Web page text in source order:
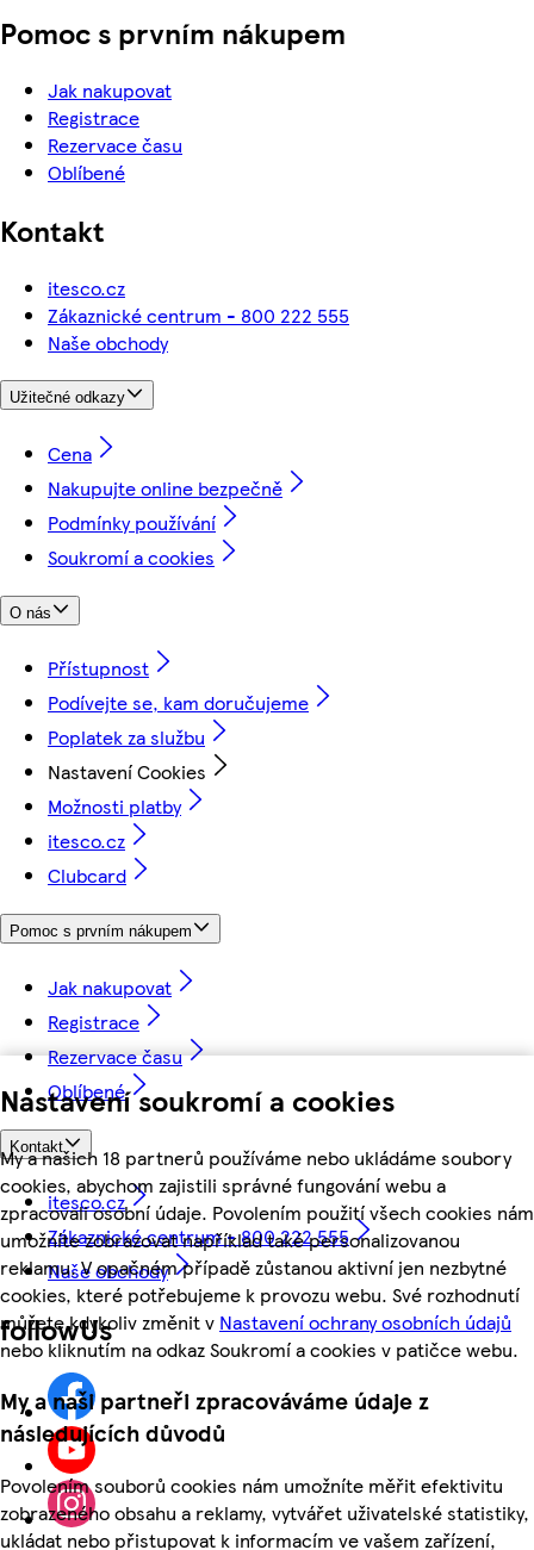
Nastavení soukromí a cookies
My a našich 18 partnerů používáme nebo ukládáme soubory
cookies, abychom zajistili správné fungování webu a
zpracovali osobní údaje. Povolením použití všech cookies nám
umožníte zobrazovat například také personalizovanou
reklamu. V opačném případě zůstanou aktivní jen nezbytné
cookies, které potřebujeme k provozu webu. Své rozhodnutí
můžete kdykoliv změnit v Nastavení ochrany osobních údajů
nebo kliknutím na odkaz Soukromí a cookies v patičce webu.
My a naši partneři zpracováváme údaje z
následujících důvodů
Povolením souborů cookies nám umožníte měřit efektivitu
zobrazeného obsahu a reklamy, vytvářet uživatelské statistiky,
ukládat nebo přistupovat k informacím ve vašem zařízení,
Pomoc s prvním nákupem
Jak nakupovat
Registrace
Rezervace času
Oblíbené
Kontakt
itesco.cz
Zákaznické centrum - 800 222 555
Naše obchody
Užitečné odkazy
Cena
Nakupujte online bezpečně
Podmínky používání
Soukromí a cookies
O nás
Přístupnost
Podívejte se, kam doručujeme
Poplatek za službu
Nastavení Cookies
Možnosti platby
itesco.cz
Clubcard
Pomoc s prvním nákupem
Jak nakupovat
Registrace
Rezervace času
Oblíbené
Kontakt
itesco.cz
Zákaznické centrum - 800 222 555
Naše obchody
followUs